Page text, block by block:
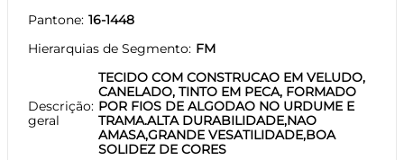
Pantone 16-1448
Hierarquias de Segmento FM
Descrição
geral
TECIDO COM CONSTRUCAO EM VELUDO,
CANELADO, TINTO EM PECA, FORMADO
POR FIOS DE ALGODAO NO URDUME E
TRAMA.ALTA DURABILIDADE,NAO
AMASA,GRANDE VESATILIDADE,BOA
SOLIDEZ DE CORES